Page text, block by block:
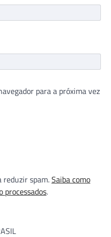
para a próxima vez
spam.Saiba como
processados.